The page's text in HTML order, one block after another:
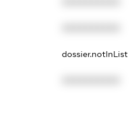
dossier.notInList